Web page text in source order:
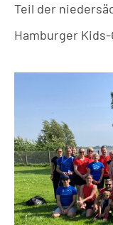
Teil der
Hamburger